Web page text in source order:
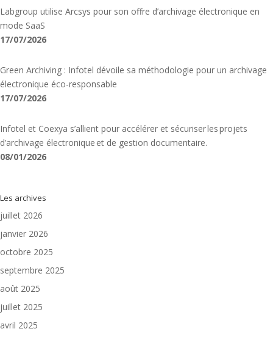
Labgroup utilise Arcsys pour son offre d’archivage électronique en
mode SaaS
17/07/2026
Green Archiving : Infotel dévoile sa méthodologie pour un archivage
électronique éco-responsable
17/07/2026
Infotel et Coexya s’allient pour accélérer et sécuriser les projets
d’archivage électronique et de gestion documentaire.
08/01/2026
Les archives
juillet 2026
janvier 2026
octobre 2025
septembre 2025
août 2025
juillet 2025
avril 2025